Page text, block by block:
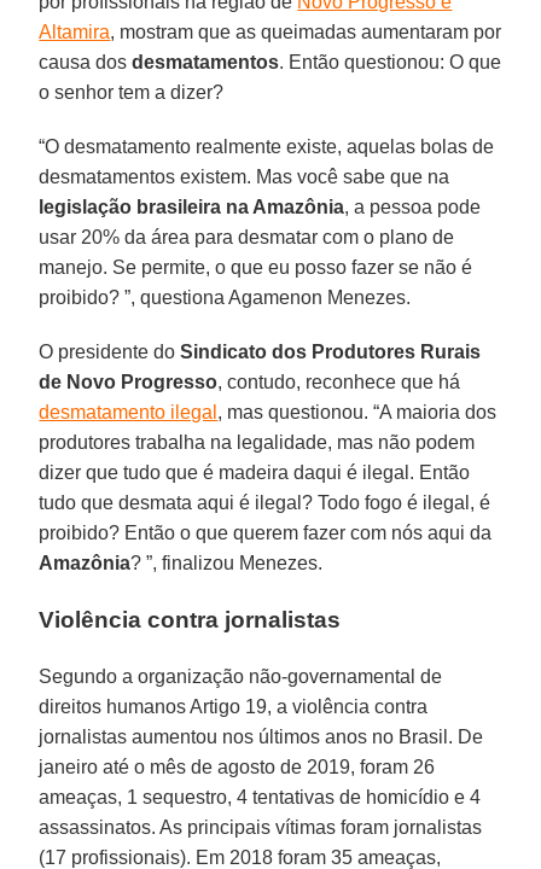
Altamira, mostram que as queimadas aumentaram por
causa dosdesmatamentos. Então questionou: O que
o senhor tem a dizer?
“O desmatamento realmente existe, aquelas bolas de
desmatamentos existem. Mas você sabe que na
legislação brasileira na Amazônia, a pessoa pode
usar 20% da área para desmatar com o plano de
manejo. Se permite, o que eu posso fazer se não é
proibido? ”, questiona Agamenon Menezes.
O presidente doSindicato dos Produtores Rurais
de Novo Progresso, contudo, reconhece que há
desmatamento ilegal , mas questionou. “A maioria dos
produtores trabalha na legalidade, mas não podem
dizer que tudo que é madeira daqui é ilegal. Então
tudo que desmata aqui é ilegal? Todo fogo é ilegal, é
proibido? Então o que querem fazer com nós aqui da
Amazônia? ”, finalizou Menezes.
Violência contra jornalistas
Segundo a organização não-governamental de
direitos humanos Artigo 19, a violência contra
jornalistas aumentou nos últimos anos no Brasil. De
janeiro até o mês de agosto de 2019, foram 26
ameaças, 1 sequestro, 4 tentativas de homicídio e 4
assassinatos. As principais vítimas foram jornalistas
(17 profissionais). Em 2018 foram 35 ameaças,